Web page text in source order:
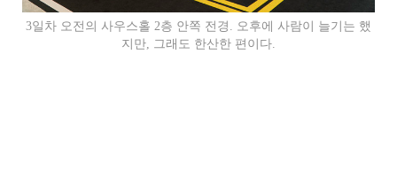
3일차 오전의 사우스홀 2층 안쪽 전경. 오후에 사람이 늘기는 했
지만, 그래도 한산한 편이다.